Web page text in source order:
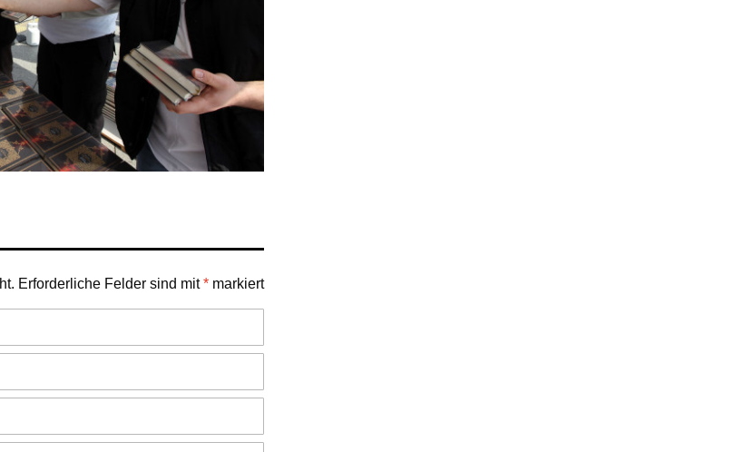
Erforderliche Felder sind mit* markiert